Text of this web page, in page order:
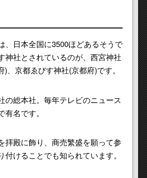
、日本全国に3500ほどあるそうで
神社とされているのが、西宮神社
、京都ゑびす神社(京都府)です。
の総本社。毎年テレビのニュース
名です。
拝殿に飾り、商売繁盛を願って参
けることでも知られています。